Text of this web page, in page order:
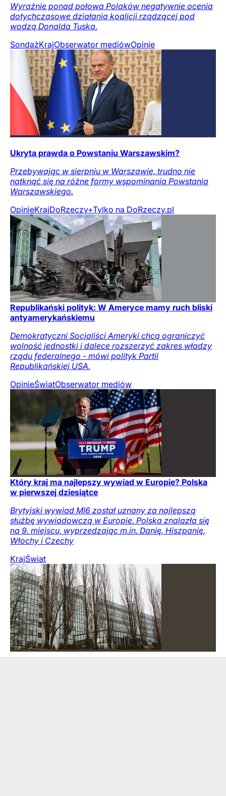
Wyraźnie ponad połowa Polaków negatywnie ocenia
dotychczasowe działania koalicji rządzącej pod
wodzą Donalda Tuska.
SondażKrajObserwator mediówOpinie
Ukryta prawda o Powstaniu Warszawskim?
Przebywając w sierpniu w Warszawie, trudno nie
natknąć się na różne formy wspominania Powstania
Warszawskiego.
OpinieKrajDoRzeczy+Tylko na DoRzeczy.pl
Republikański polityk: W Ameryce mamy ruch bliski
antyamerykańskiemu
Demokratyczni Socjaliści Ameryki chcą ograniczyć
wolność jednostki i dalece rozszerzyć zakres władzy
rządu federalnego - mówi polityk Partii
Republikańskiej USA.
OpinieŚwiatObserwator mediów
Który kraj ma najlepszy wywiad w Europie? Polska
w pierwszej dziesiątce
Brytyjski wywiad MI6 został uznany za najlepszą
służbę wywiadowczą w Europie. Polska znalazła się
na 9. miejscu, wyprzedzając m.in. Danię, Hiszpanię,
Włochy i Czechy
KrajŚwiat